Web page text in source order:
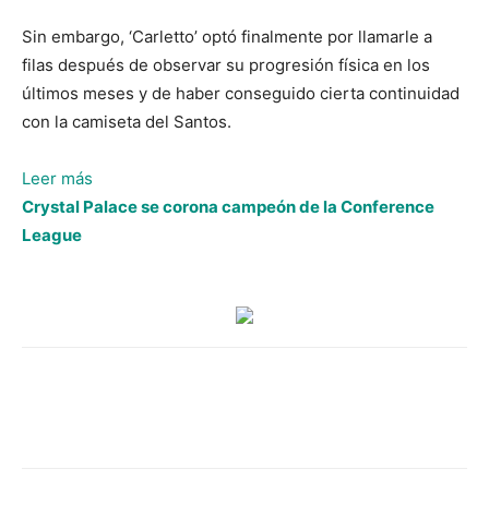
Sin embargo, ‘Carletto’ optó finalmente por llamarle a
filas después de observar su progresión física en los
últimos meses y de haber conseguido cierta continuidad
con la camiseta del Santos.
Leer más
Neymar
Crystal Palace se corona campeón de la Conference
League